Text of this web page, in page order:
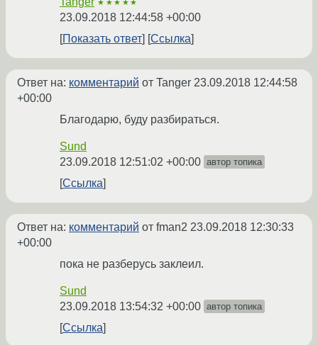
★★★★★
23.09.2018 12:44:58 +00:00
Показать ответ
Ссылка
Ответ на: комментарий от Tanger 23.09.2018 12:44:58
+00:00
Благодарю, буду разбираться.
Sund
23.09.2018 12:51:02 +00:00 автор топика
Ссылка
Ответ на: комментарий от fman2 23.09.2018 12:30:33
+00:00
пока не разберусь заклеил.
Sund
23.09.2018 13:54:32 +00:00 автор топика
Ссылка